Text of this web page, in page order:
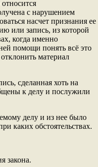
с нарушением
насчет признания ее
или запись, из которой
когда именно
помощи понять всё это
материал
сделанная хоть на
к делу и послужили
делу и из нее было
каких обстоятельствах.
закона.